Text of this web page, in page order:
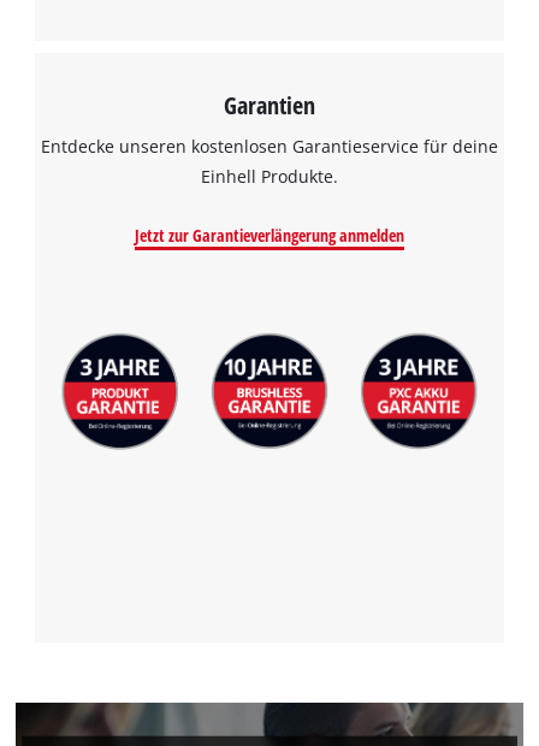
Garantien
Entdecke unseren kostenlosen Garantieservice für deine
Einhell Produkte.
Jetzt zur Garantieverlängerung anmelden